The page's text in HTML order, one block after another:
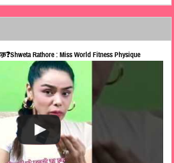
Rathore : Miss World Fitness Physique